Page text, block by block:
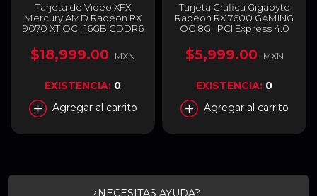
Tarjeta de Video XFX
Mercury AMD Radeon RX
9070 XT OC | 16GB GDDR6
RGB | Blanco | RX-
97TRGBBW9
$18,999.00 MXN
EXISTENCIA: 0
Agregar al carrito
Tarjeta Gráfica Gigabyte
Radeon RX 7600 GAMING
OC 8G | PCI Express 4.0
256-bit | GV-R76GAMING
OC-8GD
$5,999.00 MXN
EXISTENCIA: 0
Agregar al carrito
¿NECESITAS AYUDA?